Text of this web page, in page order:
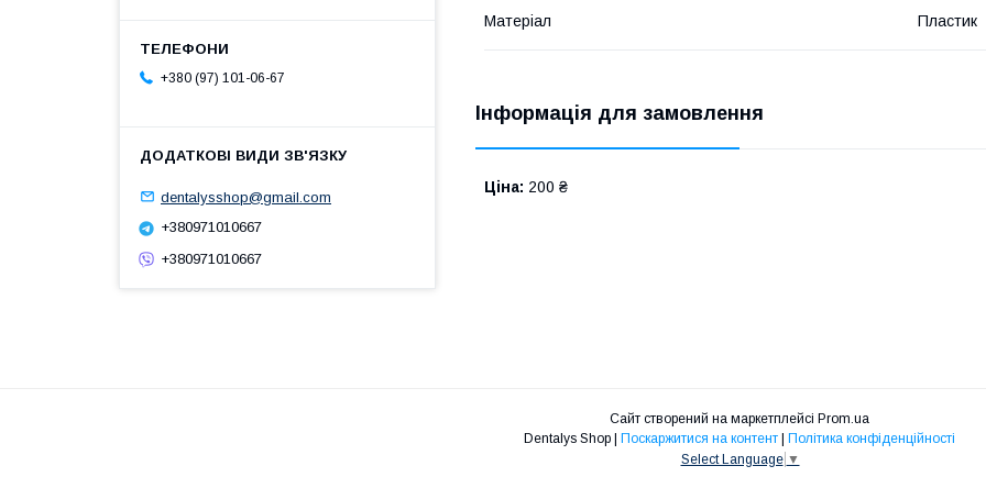
Матеріал Пластик
Інформація для замовлення
Ціна: 200 ₴
+380 (97) 101-06-67
dentalysshop@gmail.com
+380971010667
+380971010667
Сайт створений на маркетплейсі Prom.ua
Поскаржитися на контент
Політика конфіденційності
Select Language ▼